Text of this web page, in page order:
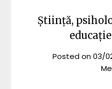
Știință,
Posted on03/